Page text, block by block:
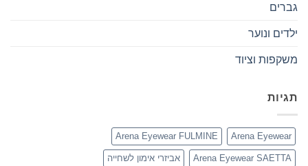
גברים
ילדים ונוער
משקפות וציוד
תגיות
Arena Eyewear
Arena Eyewear FULMINE
Arena Eyewear SAETTA אביזרי אימון לשחייה